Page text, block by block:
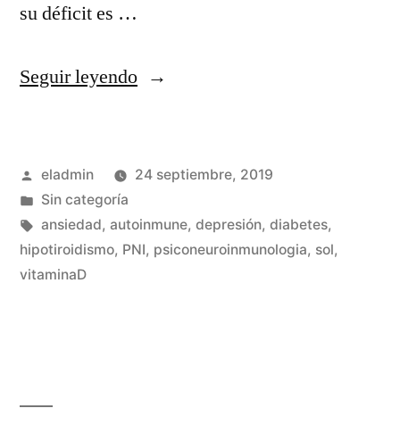
su déficit es …
Seguir leyendo«Vitamina
las
autoinmunes»
Publicado
por
eladmin
24 septiembre, 2019
Publicado
en
Sin categoría
Etiquetas:
ansiedad, autoinmune, depresión, diabetes,
hipotiroidismo, PNI, psiconeuroinmunologia, sol,
vitaminaD